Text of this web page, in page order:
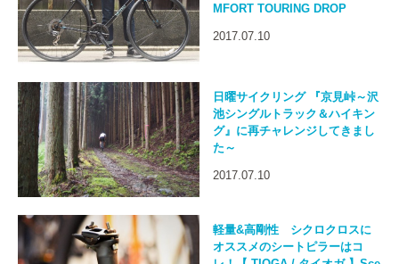
MFORT TOURING DROP
2017.07.10
日曜サイクリング 『京見峠～沢
池シングルトラック＆ハイキン
グ』に再チャレンジしてきまし
た～
2017.07.10
軽量&高剛性 シクロクロスに
オススメのシートピラーはコ